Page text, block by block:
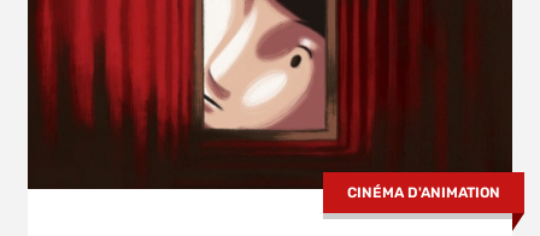
CINÉMA D'ANIMATION